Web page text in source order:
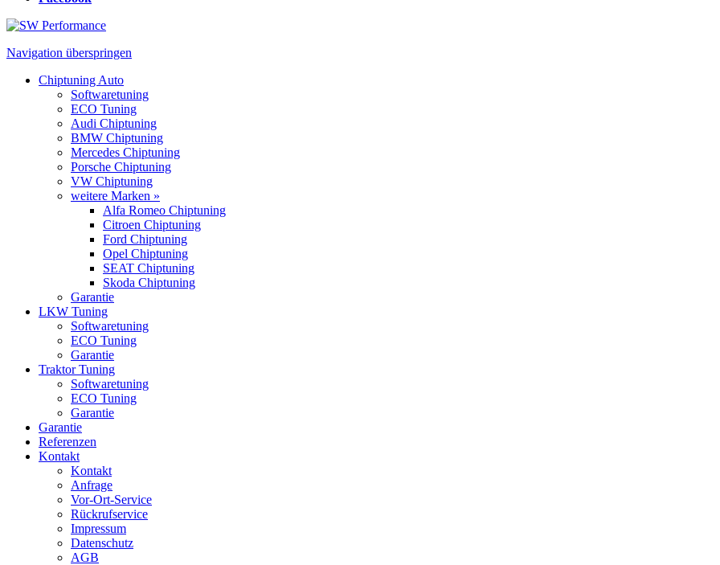
Navigation überspringen
Chiptuning Auto
Softwaretuning
ECO Tuning
Audi Chiptuning
BMW Chiptuning
Mercedes Chiptuning
Porsche Chiptuning
VW Chiptuning
weitere Marken »
Alfa Romeo Chiptuning
Citroen Chiptuning
Ford Chiptuning
Opel Chiptuning
SEAT Chiptuning
Skoda Chiptuning
Garantie
LKW Tuning
Softwaretuning
ECO Tuning
Garantie
Traktor Tuning
Softwaretuning
ECO Tuning
Garantie
Garantie
Referenzen
Kontakt
Kontakt
Anfrage
Vor-Ort-Service
Rückrufservice
Impressum
Datenschutz
AGB